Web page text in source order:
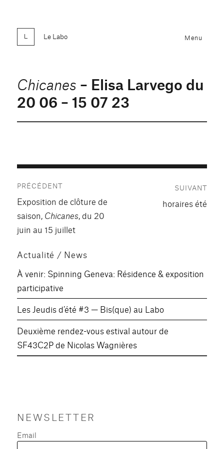
Le Labo Menu
Chicanes – Elisa Larvego du
20 06 – 15 07 23
de
l’article
PRÉCÉDENT
Publication
précédente :
Exposition de clôture de
saison, Chicanes, du 20
juin au 15 juillet
SUIVANT
horaires été
Actualité / News
À venir: Spinning Geneva: Résidence & exposition
participative
Les Jeudis d’été #3 — Bis(que) au Labo
Deuxième rendez-vous estival autour de
SF43C2P de Nicolas Wagnières
NEWSLETTER
Email